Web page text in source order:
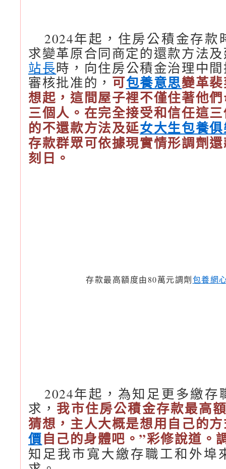
2024年起，住房公積金存
求變革原合同商定的還款方法
站長時，向住房公積金治理中
審核批准的， 可包養意思變革
想起，這間屋子裡不僅住著他
三個人。在完全接受和信任這
的不還款方法及延女大生包養
存款群眾可依據現實情形調劑
刻日。
存款最高額度由80萬元調劑包養網
2024年起，為知足更多繳
求， 我市住房公積金存款最高
猜想，主人大概是想用自己的
價自己的身體吧。”彩修說道。
知足我市寬大繳存職工和外埠